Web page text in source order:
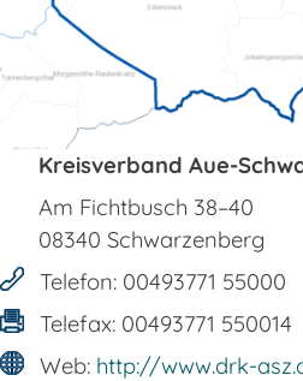
Kreisverband Aue-
Am Fichtbusch 38–40
08340 Schwarzenberg
Telefon: 00493771 55000
Telefax: 00493771 550014
Web: http://www.drk-